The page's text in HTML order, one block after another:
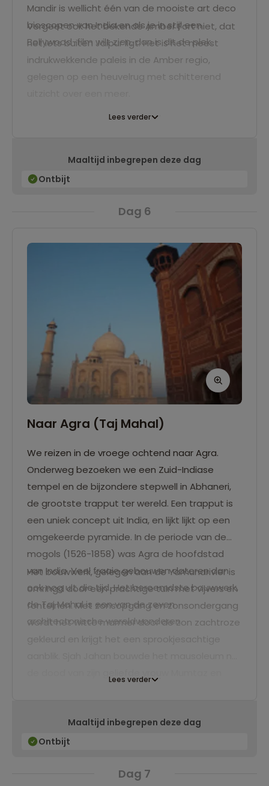
Mandir is wellicht één van de mooiste art deco
bioscopen van India en als je in stijl een
Bollywood-film wilt zien, dan is dit de plek.
Vergeet ook het bekende Amber Fort niet, dat
net iets buiten Jaipur ligt. Het is het meest
indrukwekkende paleis in de Amber regio,
gelegen op een heuvelrug met schitterend
Lees verder
Maaltijd inbegrepen deze dag
Ontbijt
Dag 6
Naar Agra (Taj Mahal)
We reizen in de vroege ochtend naar Agra.
Onderweg bezoeken we een Zuid-Indiase
tempel en de bijzondere stepwell in Abhaneri,
de grootste trapput ter wereld. Een trapput is
een uniek concept uit India, en lijkt lijkt op een
omgekeerde pyramide. In de periode van de
mogols (1526-1858) was Agra de hoofdstad
van India. Veel fraaie gebouwen dateren dan
ook nog uit die tijd. Het beroemdste bouwwerk,
de Taj Mahal is een van de zeven
architectonische wereldwonderen.
Het bouwwerk, gelegen aan de Yamunarivier is
omringd door een prachtige tuin met vijvers en
fonteinen. Met zonsopgang en zonsondergang
wordt het witte marmer door de zon zachtroze
zoon en moest hij de rest van zijn leven vanuit
een cel in het tegenoverliggende Rode Fort
Lees verder
Maaltijd inbegrepen deze dag
Ontbijt
Dag 7